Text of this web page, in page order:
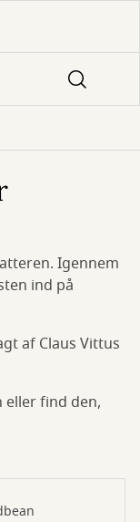
Igennem
ind på
af Claus Vittus
find den,